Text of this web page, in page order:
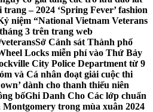
– 2024 ‘Spring Fever’ fashion
niệm “National Vietnam Veterans
3 trên trang web
Sở Cảnh sát Thành phố
Locks miễn phí vào Thứ Bảy
City Police Department từ 9
và Cá nhân đoạt giải cuộc thi
dành cho thanh thiếu niên
bốGhi Danh Cho Các lớp chuẩn
trong mùa xuân 2024